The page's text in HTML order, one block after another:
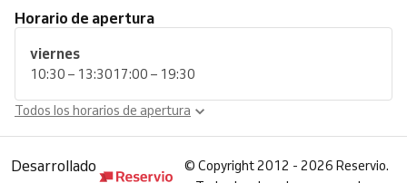
Horario de apertura
viernes
10:30 – 13:3017:00 – 19:30
Todos los horarios de apertura
Desarrollado
© Copyright 2012 - 2026 Reservio.